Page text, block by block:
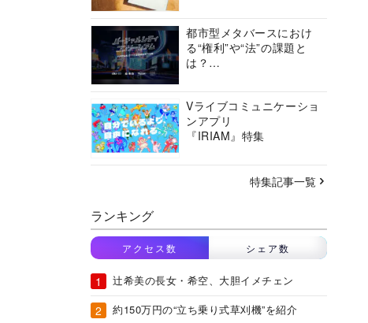
都市型メタバースにおけ
る“権利”や“法”の課題と
は？
ーシアムの挑戦に迫る
Vライブコミュニケーショ
ンアプリ
『IRIAM』特集
特集記事一覧
ランキング
アクセス数 シェア数
辻希美の長女・希空、大胆イメチェン
約150万円の“立ち乗り式草刈機”を紹介